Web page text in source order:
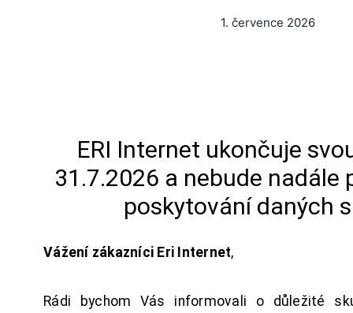
1. července 2026
ERI Internet ukončuje
31.7.2026 a nebude nadále
poskytování daných
Vážení zákazníci Eri Internet,
Rádi bychom Vás informovali o důležité